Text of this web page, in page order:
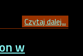
Czytaj dalej...
w